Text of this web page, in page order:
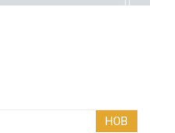
НОВ